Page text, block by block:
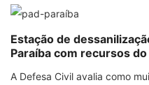
Estação de
Paraíba com recursos do
A Defesa Civil avalia como